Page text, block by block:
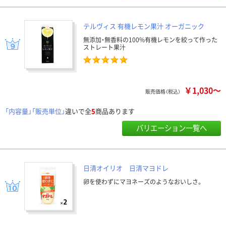
テルヴィス 有機レモン果汁 オーガニック
無添加・無香料の100%有機レモンを絞って作った
ストレート果汁
販売価格（税込） ￥1,030～
「内容量」「販売単位」違いで全5商品あります
バリエーション一覧へ
日清オイリオ 日清マヨドレ
卵を使わずにマヨネーズのようなおいしさ。